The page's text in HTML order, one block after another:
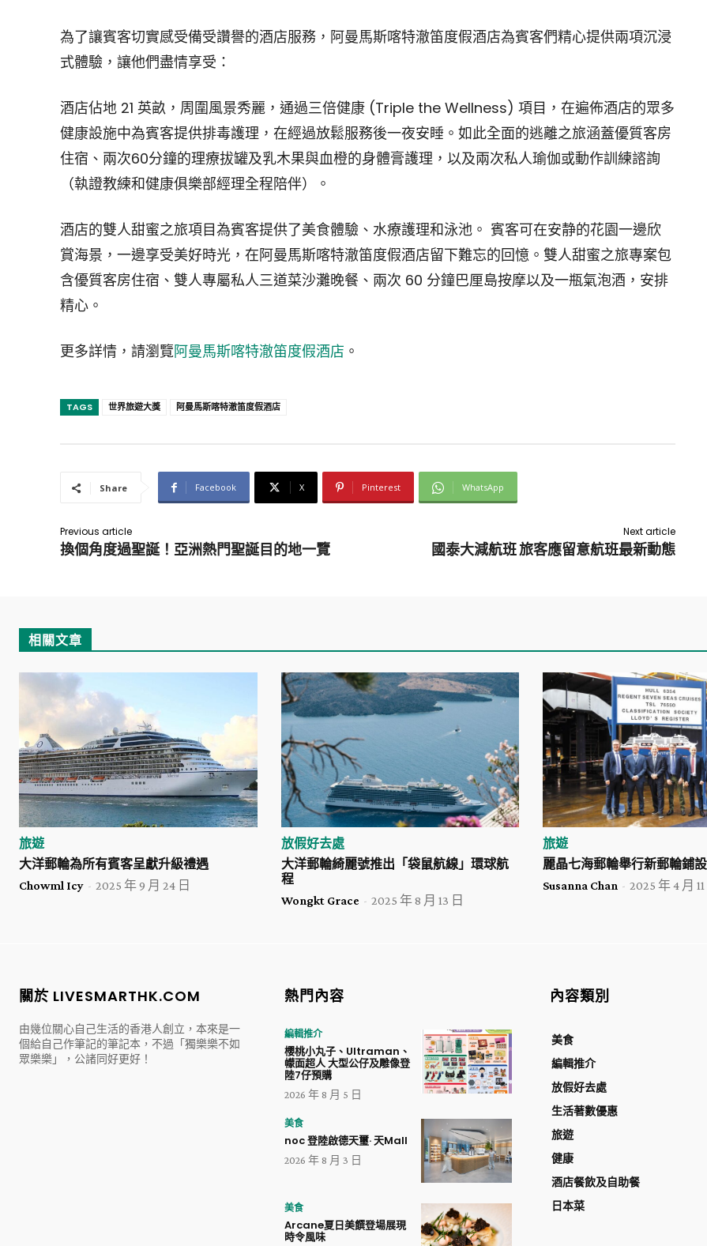
為了讓賓客切實感受備受讚譽的酒店服務，阿曼馬斯喀特澈笛度假酒店為賓客們精心提供兩項沉浸
式體驗，讓他們盡情享受：
酒店佔地 21 英畝，周圍風景秀麗，通過三倍健康 (Triple the Wellness) 項目，在遍佈酒店的眾多
健康設施中為賓客提供排毒護理，在經過放鬆服務後一夜安睡。如此全面的逃離之旅涵蓋優質客房
住宿、兩次60分鐘的理療拔罐及乳木果與血橙的身體膏護理，以及兩次私人瑜伽或動作訓練諮詢
（執證教練和健康俱樂部經理全程陪伴）。
酒店的雙人甜蜜之旅項目為賓客提供了美食體驗、水療護理和泳池。 賓客可在安静的花園一邊欣
賞海景，一邊享受美好時光，在阿曼馬斯喀特澈笛度假酒店留下難忘的回憶。雙人甜蜜之旅專案包
含優質客房住宿、雙人專屬私人三道菜沙灘晚餐、兩次 60 分鐘巴厘島按摩以及一瓶氣泡酒，安排
精心。
更多詳情，請瀏覽阿曼馬斯喀特澈笛度假酒店 。
TAGS 世界旅遊大獎 阿曼馬斯喀特澈笛度假酒店
Share Facebook X Pinterest WhatsApp
Previous article
換個角度過聖誕！亞洲熱門聖誕目的地一覽
Next article
國泰大減航班 旅客應留意航班最新動態
相關文章
旅遊
大洋郵輪為所有賓客呈獻升級禮遇
Chowml Icy - 2025 年 9 月 24 日
放假好去處
大洋郵輪綺麗號推出「袋鼠航線」環球航
程
Wongkt Grace - 2025 年 8 月 13 日
旅遊
麗晶七海郵輪舉行新郵輪鋪
Susanna Chan - 2025 年 4 月 11
關於 LIVESMARTHK.COM
由幾位關心自己生活的香港人創立，本來是一
個給自己作筆記的筆記本，不過「獨樂樂不如
眾樂樂」，公諸同好更好！
熱門內容
編輯推介
櫻桃小丸子、Ultraman、
幪面超人 大型公仔及雕像登
陸7仔預購
2026 年 8 月 5 日
美食
noc 登陸啟德天璽· 天Mall
2026 年 8 月 3 日
美食
Arcane夏日美饌登場展現
時令風味
內容類別
美食
編輯推介
放假好去處
生活著數優惠
旅遊
健康
酒店餐飲及自助餐
日本菜